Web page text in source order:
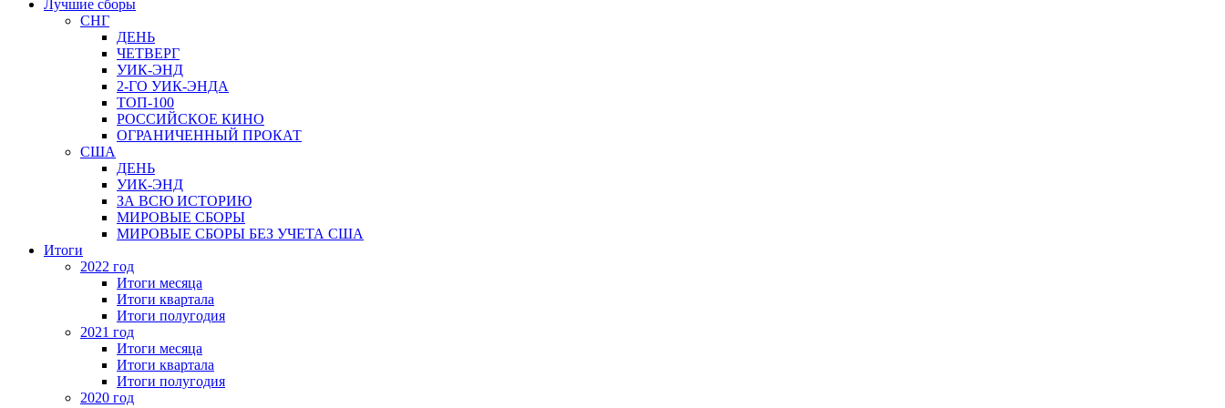
Лучшие сборы
СНГ
ДЕНЬ
ЧЕТВЕРГ
УИК-ЭНД
2-ГО УИК-ЭНДА
ТОП-100
РОССИЙСКОЕ КИНО
ОГРАНИЧЕННЫЙ ПРОКАТ
США
ДЕНЬ
УИК-ЭНД
ЗА ВСЮ ИСТОРИЮ
МИРОВЫЕ СБОРЫ
МИРОВЫЕ СБОРЫ БЕЗ УЧЕТА США
Итоги
2022 год
Итоги месяца
Итоги квартала
Итоги полугодия
2021 год
Итоги месяца
Итоги квартала
Итоги полугодия
2020 год